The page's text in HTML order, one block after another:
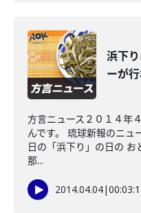
浜下
ーが
方言ニュース２０１４年
んです。 琉球新報のニュ
日の「浜下り」の日の
那...
2014.04.04|